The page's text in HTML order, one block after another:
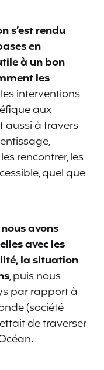
s’est rendu
en
à un bon
les
interventions
aux
aussi à travers
rencontrer, les
quel que
nous avons
avec les
la situation
, puis nous
par rapport à
(société
de traverser